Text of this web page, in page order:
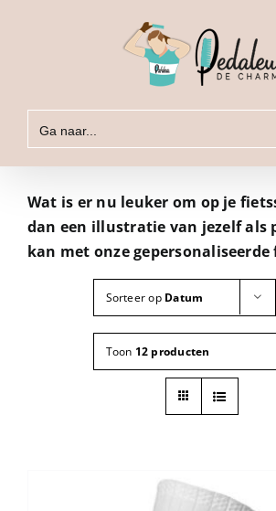
Ga naar...
Wat is er nu leuker om op je
dan een illustratie van jezelf als
kan met onze
Sorteer op Datum
Toon 12 producten